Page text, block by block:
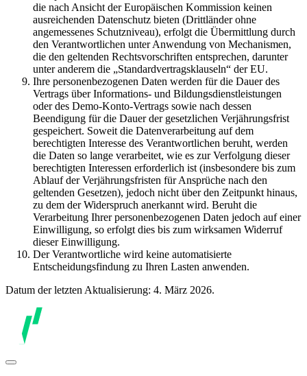
die nach Ansicht der Europäischen Kommission keinen
ausreichenden Datenschutz bieten (Drittländer ohne
angemessenes Schutzniveau), erfolgt die Übermittlung durch
den Verantwortlichen unter Anwendung von Mechanismen,
die den geltenden Rechtsvorschriften entsprechen, darunter
unter anderem die „Standardvertragsklauseln“ der EU.
Ihre personenbezogenen Daten werden für die Dauer des
Vertrags über Informations- und Bildungsdienstleistungen
oder des Demo-Konto-Vertrags sowie nach dessen
Beendigung für die Dauer der gesetzlichen Verjährungsfrist
gespeichert. Soweit die Datenverarbeitung auf dem
berechtigten Interesse des Verantwortlichen beruht, werden
die Daten so lange verarbeitet, wie es zur Verfolgung dieser
berechtigten Interessen erforderlich ist (insbesondere bis zum
Ablauf der Verjährungsfristen für Ansprüche nach den
geltenden Gesetzen), jedoch nicht über den Zeitpunkt hinaus,
zu dem der Widerspruch anerkannt wird. Beruht die
Verarbeitung Ihrer personenbezogenen Daten jedoch auf einer
Einwilligung, so erfolgt dies bis zum wirksamen Widerruf
dieser Einwilligung.
Der Verantwortliche wird keine automatisierte
Entscheidungsfindung zu Ihren Lasten anwenden.
Datum der letzten Aktualisierung: 4. März 2026.